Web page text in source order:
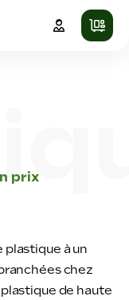
prix
à un
chez
de haute